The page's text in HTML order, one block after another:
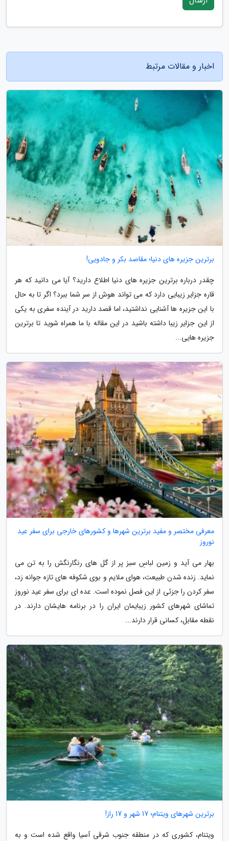
اخبار و مقالات مرتبط
برترین جزیره های دنیا؛ مقاصد بکر و جادویی!
چقدر درباره برترین جزیره های دنیا اطلاع دارید؟ آیا می دانید که هر
قاره جزایر زیبایی دارد که می تواند هوش از سر شما ببرد؟ اگر تا به حال
با این جزیره ها آشنایی نداشتید، اما قصد دارید در آینده سفری به یکی
از این جزایر زیبا داشته باشید در این مقاله با ما همراه شوید تا برترین
جزیره هایی...
معرفی مختصر و مفید برترین شهرها و کشورهای خارجی برای سفر عید
نوروز
بهار می آید و زمین لباسِ سبز پر از گل های رنگارنگش را به تن می
نماید. زنده شدن طبیعت، هوای ملایم و بوی شکوفه های تازه جوانه زد،
سفر کردن را جزئی از این فصل نموده است. عده ای برای سفر عید نوروز
تماشای شهرهای کشور زیبایمان ایران را در برنامه هایشان دارند. در
نقطه مقابل، کسانی قرار دارند...
برترین شهرهای ویتنام؛ 17 شهر و 17 راز!
ویتنام، کشوری که در منطقه جنوب شرقی آسیا واقع شده است و به